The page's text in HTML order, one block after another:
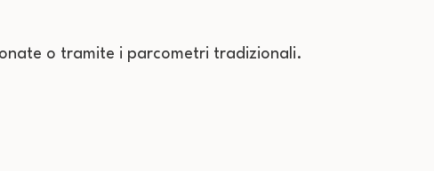
o tramite i parcometri tradizionali.